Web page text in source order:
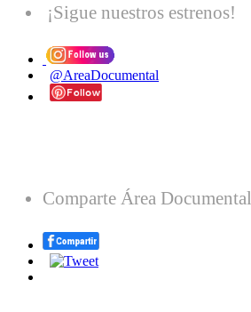
¡Sigue nuestros estrenos!
@AreaDocumental
Comparte Área Documental